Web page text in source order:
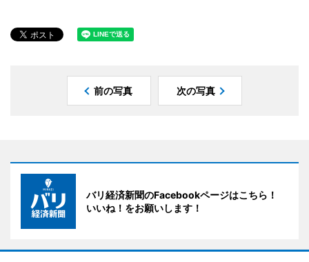
前の写真 次の写真
バリ経済新聞のFacebookページはこちら！
いいね！をお願いします！